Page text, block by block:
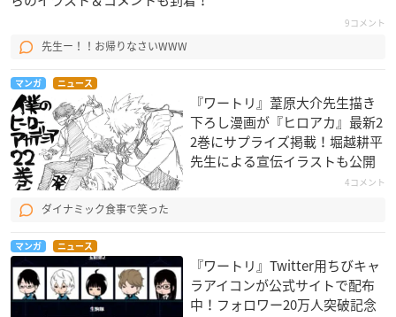
9コメント
先生ー！！お帰りなさいWWW
マンガ ニュース
『ワートリ』葦原大介先生描き
下ろし漫画が『ヒロアカ』最新2
2巻にサプライズ掲載！堀越耕平
先生による宣伝イラストも公開
4コメント
ダイナミック食事で笑った
マンガ ニュース
『ワートリ』Twitter用ちびキャ
ラアイコンが公式サイトで配布
中！フォロワー20万人突破記念